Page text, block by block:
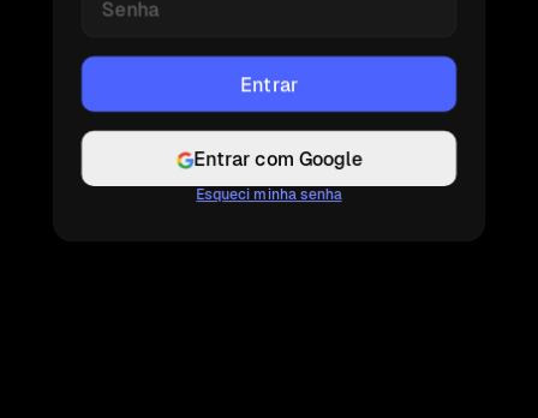
Entrar com Google
Esqueci minha senha